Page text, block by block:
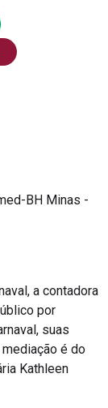
BH Minas -
a contadora
por
suas
é do
Kathleen